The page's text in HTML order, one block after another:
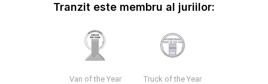
Tranzit este membru al juriilor:
Van of the Year Truck of the Year